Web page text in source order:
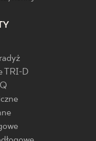
TRI-D